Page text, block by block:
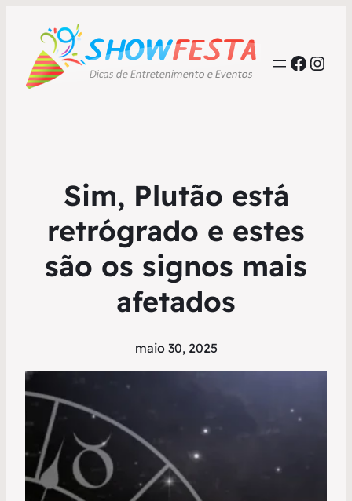
Sim, Plutão está
retrógrado e estes
são os signos mais
afetados
maio 30, 2025